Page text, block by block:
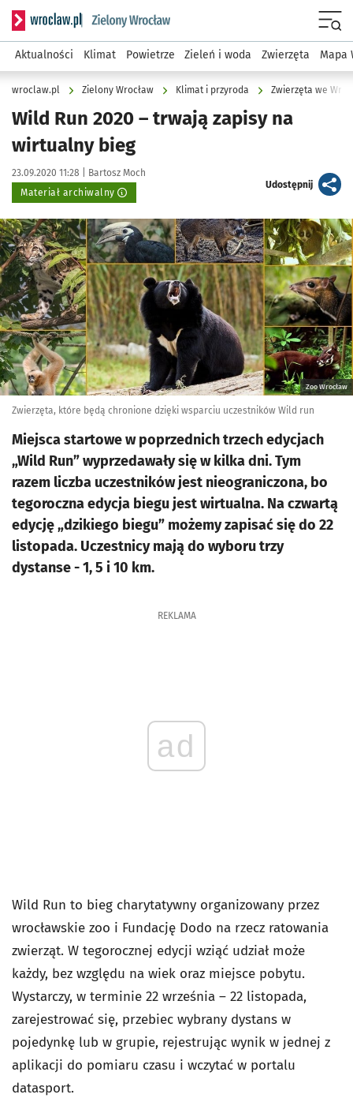
Serwis informacyjny wroclaw.pl podserwis: Środowisko we
Aktualności Klimat Powietrze Zieleń i woda Zwierzęta Mapa
wroclaw.pl Zielony Wrocław Klimat i przyroda Zwierzęta we
Wild Run 2020 – trwają zapisy na
wirtualny bieg
Data publikacji:
23.09.2020 11:28 | Autor:
Bartosz Moch
Materiał archiwalny
Udostępnijartykuł
Kliknij, aby powiększyć
Zoo Wrocław
Zwierzęta, które będą chronione dzięki wsparciu uczestników Wild run
Miejsca startowe w poprzednich trzech edycjach
„Wild Run” wyprzedawały się w kilka dni. Tym
razem liczba uczestników jest nieograniczona, bo
tegoroczna edycja biegu jest wirtualna. Na czwartą
edycję „dzikiego biegu” możemy zapisać się do 22
listopada. Uczestnicy mają do wyboru trzy
dystanse - 1, 5 i 10 km.
REKLAMA
ad
Wild Run to bieg charytatywny organizowany przez
wrocławskie zoo i Fundację Dodo na rzecz ratowania
zwierząt. W tegorocznej edycji wziąć udział może
każdy, bez względu na wiek oraz miejsce pobytu.
Wystarczy, w terminie 22 września – 22 listopada,
zarejestrować się, przebiec wybrany dystans w
pojedynkę lub w grupie, rejestrując wynik w jednej z
aplikacji do pomiaru czasu i wczytać w portalu
datasport.